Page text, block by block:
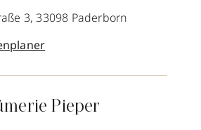
3, 33098 Paderborn
Pieper